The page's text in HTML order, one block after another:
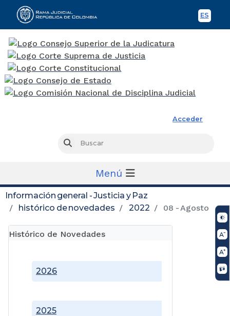
ES
Acceder
Buscar
Menú
Información general - Justicia y Paz
histórico de novedades
2022 08 - Agosto
Histórico de Novedades
2025
2026